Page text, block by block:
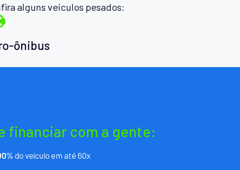
alguns veículos pesados:
ônibus
financiar com a gente:
do veículo em até 60x